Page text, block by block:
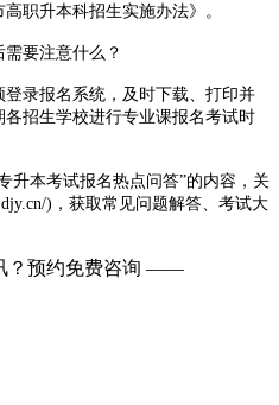
职升本科招生实施办法》。
要注意什么？
录报名系统，及时下载、打印并
招生学校进行专业课报名考试时
本考试报名热点问答”的内容，关
)，获取常见问题解答、考试大
预约免费咨询 ——